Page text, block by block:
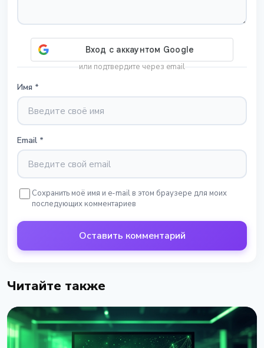
или подтвердите через email
Имя *
Email *
Сохранить моё имя и e-mail в этом браузере для моих
последующих комментариев
Оставить комментарий
Читайте также